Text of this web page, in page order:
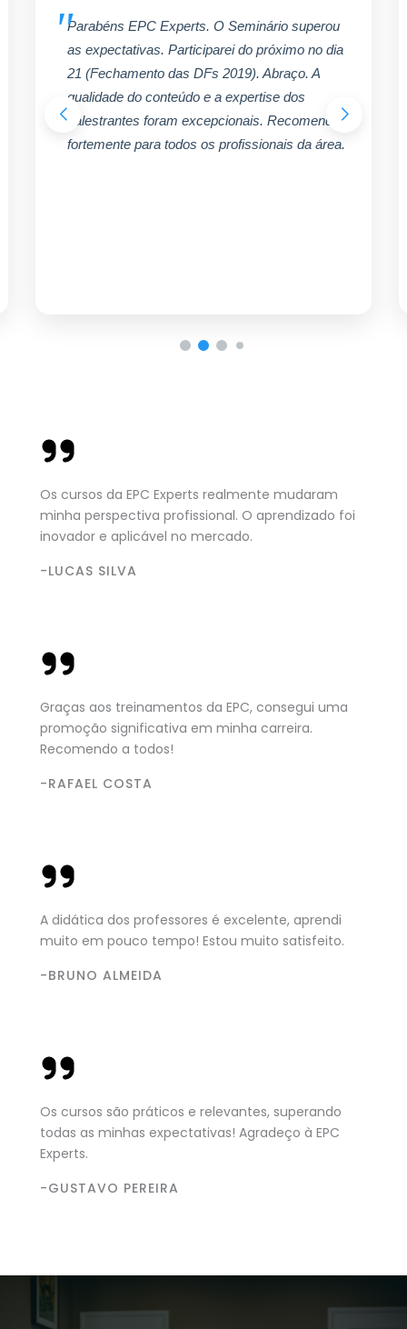
Parabéns EPC Experts. O Seminário superou
as expectativas. Participarei do próximo no dia
21 (Fechamento das DFs 2019). Abraço. A
qualidade do conteúdo e a expertise dos
palestrantes foram excepcionais. Recomendo
fortemente para todos os profissionais da área.
Os cursos da EPC Experts realmente mudaram
minha perspectiva profissional. O aprendizado foi
inovador e aplicável no mercado.
-LUCAS SILVA
Graças aos treinamentos da EPC, consegui uma
promoção significativa em minha carreira.
Recomendo a todos!
-RAFAEL COSTA
A didática dos professores é excelente, aprendi
muito em pouco tempo! Estou muito satisfeito.
-BRUNO ALMEIDA
Os cursos são práticos e relevantes, superando
todas as minhas expectativas! Agradeço à EPC
Experts.
-GUSTAVO PEREIRA